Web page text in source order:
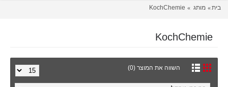
בית מותג KochChemie
KochChemie
השווה את המוצר (0)